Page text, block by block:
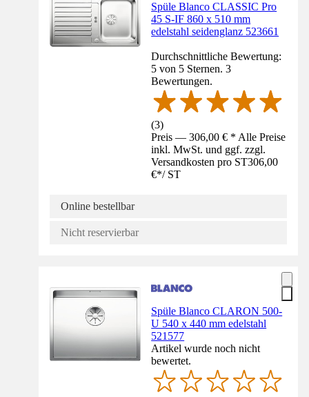
Spüle Blanco CLASSIC Pro
45 S-IF 860 x 510 mm
edelstahl seidenglanz 523661
Durchschnittliche Bewertung:
5 von 5 Sternen. 3
Bewertungen.
(3)
Preis — 306,00 € * Alle Preise
inkl. MwSt. und ggf. zzgl.
Versandkosten pro ST306,00
€*/ ST
Online bestellbar
Nicht reservierbar
Spüle Blanco CLARON 500-
U 540 x 440 mm edelstahl
521577
Artikel wurde noch nicht
bewertet.